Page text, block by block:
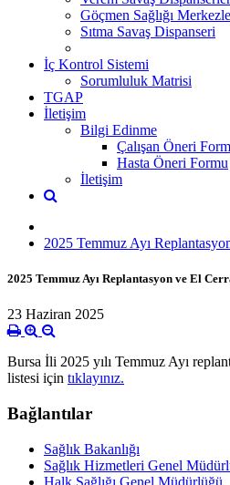
Göçmen Sağlığı
Sıtma Savaş Dispanseri
İç Kontrol Sistemi
Sorumluluk Matrisi
TGAP
İletişim
Bilgi Edinme
Çalışan Öneri
Hasta Öneri Formu
İletişim
2025 Temmuz Ayı
2025 Temmuz Ayı Replantasyon ve El
23 Haziran 2025
Bursa İli 2025 yılı Temmuz Ayı
listesi için tıklayınız.
Bağlantılar
Sağlık Bakanlığı
Sağlık Hizmetleri Genel
Halk Sağlığı Genel Müdürlüğü